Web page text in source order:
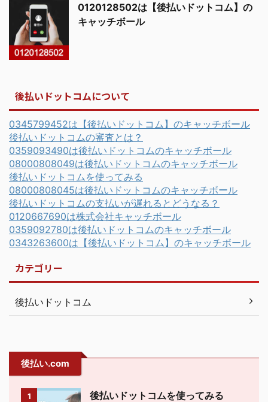
0120128502は【後払いドットコム】の
キャッチボール
後払いドットコムについて
0345799452は【後払いドットコム】のキャッチボール
後払いドットコムの審査とは？
0359093490は後払いドットコムのキャッチボール
08000808049は後払いドットコムのキャッチボール
後払いドットコムを使ってみる
08000808045は後払いドットコムのキャッチボール
後払いドットコムの支払いが遅れるとどうなる？
0120667690は株式会社キャッチボール
0359092780は後払いドットコムのキャッチボール
0343263600は【後払いドットコム】のキャッチボール
カテゴリー
後払いドットコム
後払い.com
1 後払いドットコムを使ってみる